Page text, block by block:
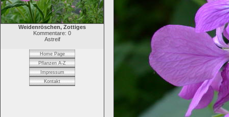
Weidenröschen, Zottiges
Kommentare: 0
Astreif
Home Page
Pflanzen A-Z
Impressum
Kontakt